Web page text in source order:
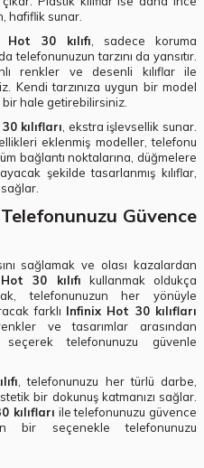
hafiflik sunar.
Hot 30 kılıfı, sadece koruma
telefonunuzun tarzını da yansıtır.
renkler ve desenli kılıflar ile
Kendi tarzınıza uygun bir model
hale getirebilirsiniz.
kılıfları, ekstra işlevsellik sunar.
eklenmiş modeller, telefonu
bağlantı noktalarına, düğmelere
şekilde tasarlanmış kılıflar,
Güvence
sağlamak ve olası kazalardan
30 kılıfı kullanmak oldukça
telefonunuzun her yönüyle
farklı Infinix Hot 30 kılıfları
ve tasarımlar arasından
telefonunuzu güvenle
, telefonunuzu her türlü darbe,
bir dokunuş katmanızı sağlar.
kılıfları ile telefonunuzu güvence
bir seçenekle telefonunuzu